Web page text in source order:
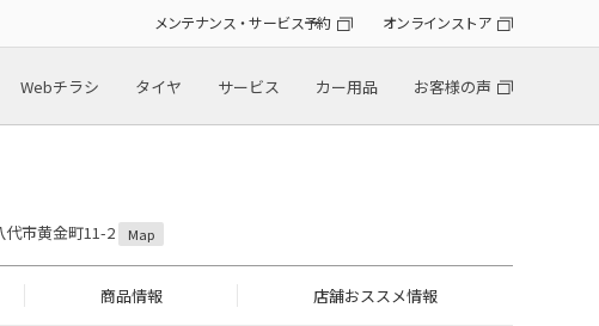
メンテナンス・サービス予約 オンラインストア
Webチラシ タイヤ サービス カー用品 お客様の声
市黄金町11-2 Map
商品情報 店舗おススメ情報